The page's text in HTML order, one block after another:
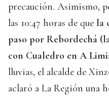
precaución. Asimismo,
las 10:47 horas de que la
paso por Rebordechá
con Cualedro en A
lluvias, el alcalde de
aclaró a La Región una